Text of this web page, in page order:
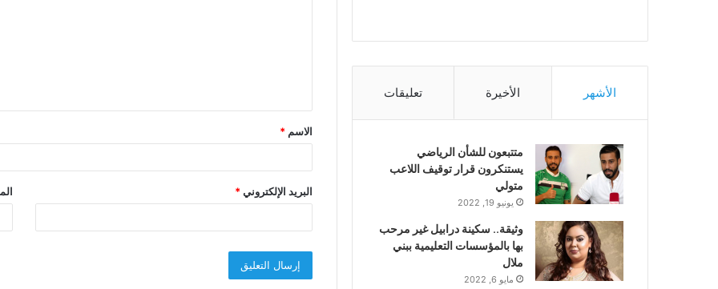
ق
*
الاسم *
البريد الإلكتروني*
الأشهر الأخيرة تعليقات
متتبعون للشأن الرياضي
يستنكرون قرار توقيف اللاعب
متولي
يونيو 19, 2022
وثيقة.. سكينة درابيل غير مرحب
بها بالمؤسسات التعليمية ببني
ملال
مايو 6, 2022